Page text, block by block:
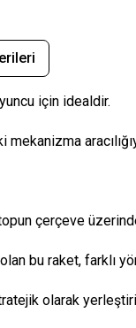
için idealdir.
çerçeve
bu raket, farklı
olarak